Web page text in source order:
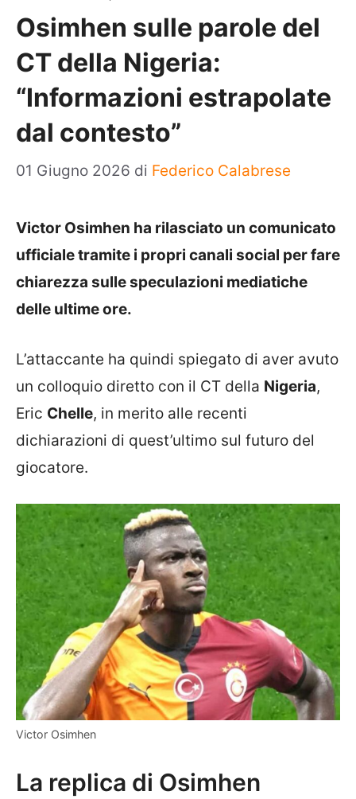
Osimhen sulle parole del
CT della Nigeria:
“Informazioni estrapolate
dal contesto”
01 Giugno 2026 di Federico Calabrese
Victor Osimhen ha rilasciato un comunicato
ufficiale tramite i propri canali social per fare
chiarezza sulle speculazioni mediatiche
delle ultime ore.
L’attaccante ha quindi spiegato di aver avuto
un colloquio diretto con il CT della Nigeria,
Eric Chelle, in merito alle recenti
dichiarazioni di quest’ultimo sul futuro del
giocatore.
Victor Osimhen
La replica di Osimhen